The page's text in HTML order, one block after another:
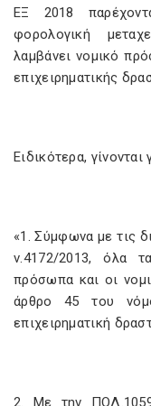
ΕΞ 2018
φορολογική
λαμβάνει νομικό
επιχειρηματικής
Ειδικότερα,
«1. Σύμφωνα με τις
ν.4172/2013, όλα
πρόσωπα και οι
άρθρο 45 του
επιχειρηματική
2. Με την